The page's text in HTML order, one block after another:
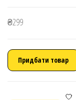
₴299
Придбати товар